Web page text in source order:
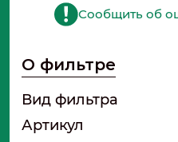
Сообщить об
О фильтре
Вид фильтра
Артикул